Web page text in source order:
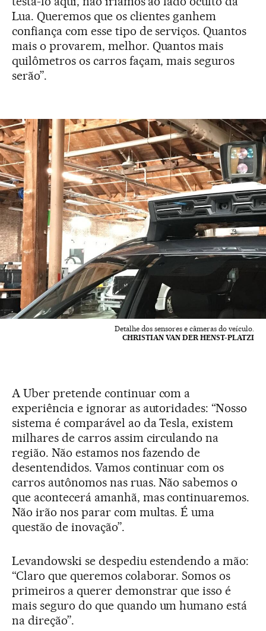
Lua. Queremos que os clientes ganhem
confiança com esse tipo de serviços. Quantos
mais o provarem, melhor. Quantos mais
quilômetros os carros façam, mais seguros
serão”.
Detalhe dos sensores e câmeras do veículo.
CHRISTIAN VAN DER HENST-PLATZI
A Uber pretende continuar com a
experiência e ignorar as autoridades: “Nosso
sistema é comparável ao da Tesla, existem
milhares de carros assim circulando na
região. Não estamos nos fazendo de
desentendidos. Vamos continuar com os
carros autônomos nas ruas. Não sabemos o
que acontecerá amanhã, mas continuaremos.
Não irão nos parar com multas. É uma
questão de inovação”.
Levandowski se despediu estendendo a mão:
“Claro que queremos colaborar. Somos os
primeiros a querer demonstrar que isso é
mais seguro do que quando um humano está
na direção”.